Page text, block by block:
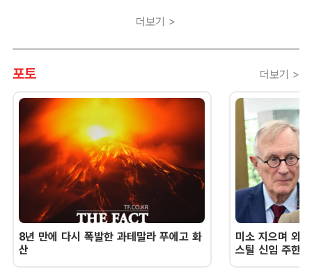
더보기 >
포토 더보기 >
8년 만에 다시 폭발한 과테말라 푸에고 화
산
미소 지으며 외
스틸 신임 주한